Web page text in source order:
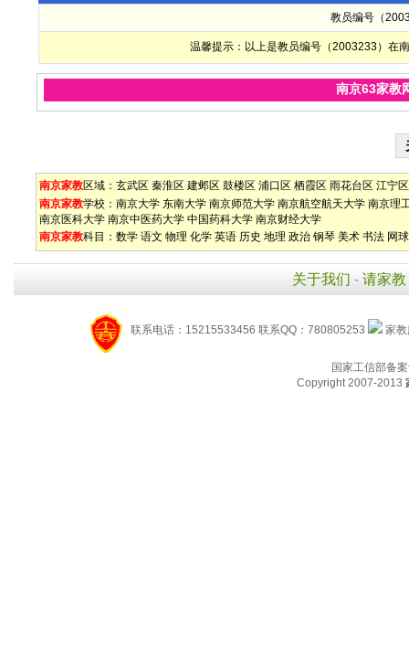
教员编号（
温馨提示：以上是教员编号（2003233）在
南京63家教
南京家教区域： 玄武区 秦淮区 建邺区 鼓楼区 浦口区 栖霞区 雨花台区 江宁区
南京家教学校： 南京大学 东南大学 南京师范大学 南京航空航天大学 南京理
南京医科大学 南京中医药大学 中国药科大学 南京财经大学
南京家教科目： 数学 语文 物理 化学 英语 历史 地理 政治 钢琴 美术 书法 网球
关于我们 - 请家教
联系电话：15215533456 联系QQ：780805253 家
国家工信部备
Copyright 2007-2013